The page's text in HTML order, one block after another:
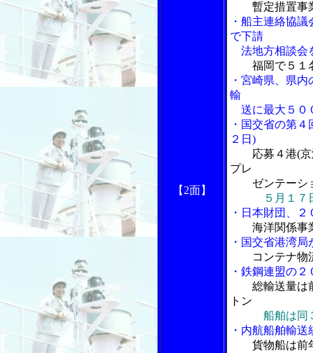
【2面】
暫定措置事
・船主連絡協
で下請
法地方相談会
福岡で５１
・宮崎県、県
輸
送に最大５０
・国交省の第
２日)
応募４港(
プレ
ゼンテーシ
５月１
・日本財団、
海洋関係事
・国交省港湾
コンテナ物
・鉄鋼連盟の
総輸送量は
トン
船舶は同
・内航船舶輸
貨物船は前